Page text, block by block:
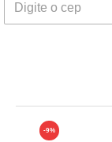
-9%